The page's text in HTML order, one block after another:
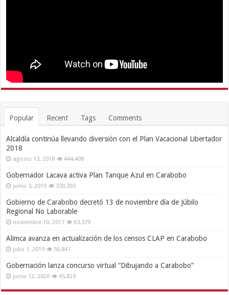
Popular Recent Tags Comments
Alcaldía continúa llevando diversión con el Plan Vacacional Libertador
2018
agosto 13, 2018 444,408
Gobernador Lacava activa Plan Tanque Azul en Carabobo
junio 3, 2019 330,303
Gobierno de Carabobo decretó 13 de noviembre día de Júbilo
Regional No Laborable
noviembre 10, 2017 63,379
Alimca avanza en actualización de los censos CLAP en Carabobo
julio 1, 2019 56,847
Gobernación lanza concurso virtual “Dibujando a Carabobo”
junio 12, 2020 45,829